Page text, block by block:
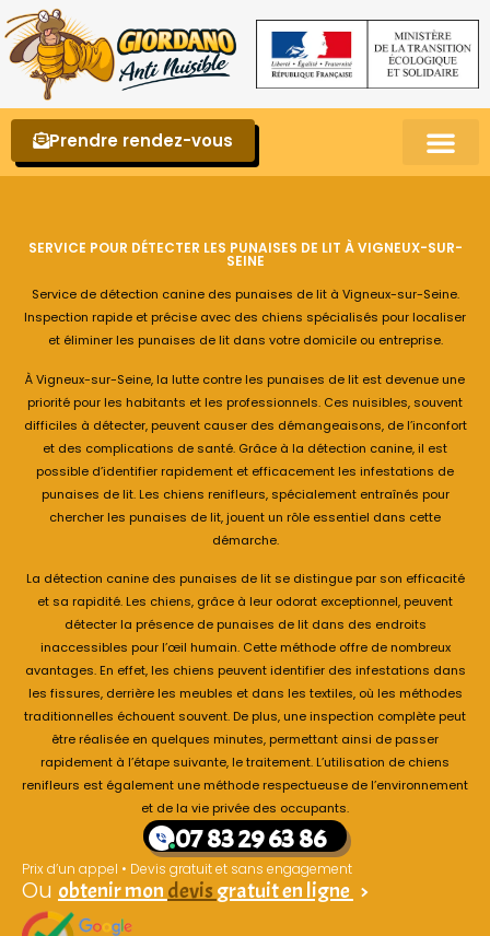
Prendre rendez-vous
SERVICE POUR DÉTECTER LES PUNAISES DE LIT À VIGNEUX-SUR-
SEINE
Service de détection canine des punaises de lit à Vigneux-sur-Seine.
Inspection rapide et précise avec des chiens spécialisés pour localiser
et éliminer les punaises de lit dans votre domicile ou entreprise.
À Vigneux-sur-Seine, la lutte contre les punaises de lit est devenue une
priorité pour les habitants et les professionnels. Ces nuisibles, souvent
difficiles à détecter, peuvent causer des démangeaisons, de l’inconfort
et des complications de santé. Grâce à la détection canine, il est
possible d’identifier rapidement et efficacement les infestations de
punaises de lit. Les chiens renifleurs, spécialement entraînés pour
chercher les punaises de lit, jouent un rôle essentiel dans cette
démarche.
La détection canine des punaises de lit se distingue par son efficacité
et sa rapidité. Les chiens, grâce à leur odorat exceptionnel, peuvent
détecter la présence de punaises de lit dans des endroits
inaccessibles pour l’œil humain. Cette méthode offre de nombreux
avantages. En effet, les chiens peuvent identifier des infestations dans
les fissures, derrière les meubles et dans les textiles, où les méthodes
traditionnelles échouent souvent. De plus, une inspection complète peut
être réalisée en quelques minutes, permettant ainsi de passer
rapidement à l’étape suivante, le traitement. L’utilisation de chiens
renifleurs est également une méthode respectueuse de l’environnement
et de la vie privée des occupants.
07 83 29 63 86
Prix d’un appel • Devis gratuit et sans engagement
Ou obtenir mon devis gratuit en ligne >